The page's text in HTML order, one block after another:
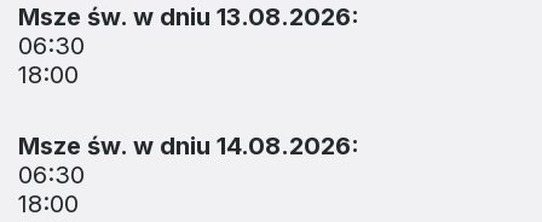
Msze św. w dniu 13.08.2026:
06:30
18:00
Msze św. w dniu 14.08.2026:
06:30
18:00